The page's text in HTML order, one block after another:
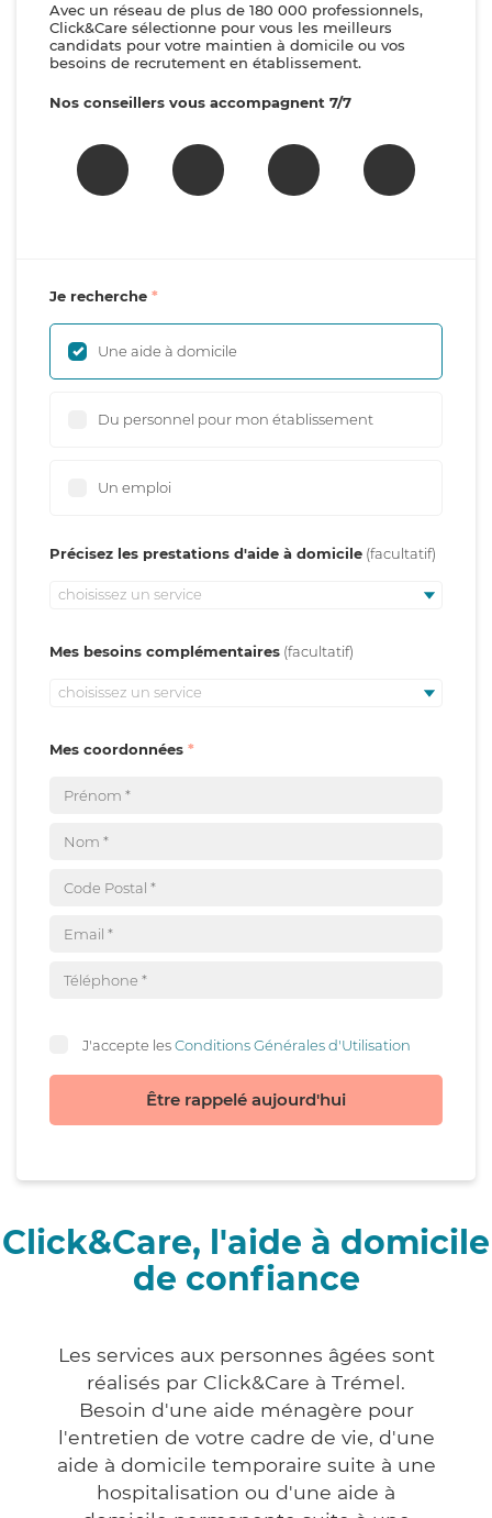
Avec un réseau de plus de 180 000 professionnels,
Click&Care sélectionne pour vous les meilleurs
candidats pour votre maintien à domicile ou vos
besoins de recrutement en établissement.
Nos conseillers vous accompagnent 7/7
Je recherche
Une aide à domicile
Du personnel pour mon établissement
Un emploi
Précisez les prestations d'aide à domicile
choisissez un service
Mes besoins complémentaires
choisissez un service
Mes coordonnées
J'accepte lesConditions Générales d'Utilisation
Être rappelé aujourd'hui
Click&Care, l'aide à domicile
de confiance
Les services aux personnes âgées sont
réalisés par Click&Care à Trémel.
Besoin d'une aide ménagère pour
l'entretien de votre cadre de vie, d'une
aide à domicile temporaire suite à une
hospitalisation ou d'une aide à